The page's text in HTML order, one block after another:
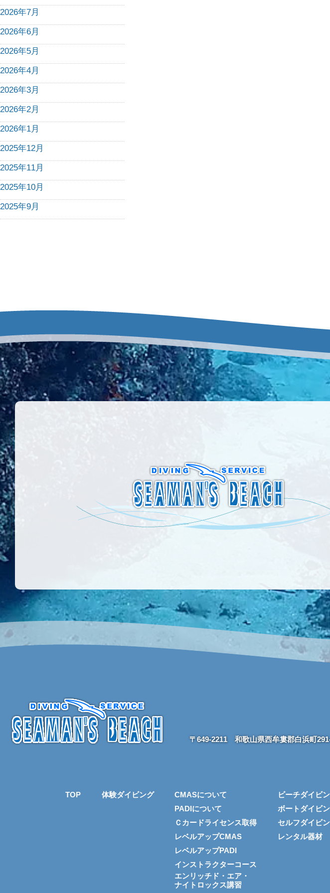
2026年7月
2026年6月
2026年5月
2026年4月
2026年3月
2026年2月
2026年1月
2025年12月
2025年11月
2025年10月
2025年9月
〒649-2211 和歌山県西牟婁郡白浜町
TOP 体験ダイビング
CMASについて
PADIについて
Ｃカードライセンス取得
レベルアップCMAS
レベルアップPADI
インストラクターコース
エンリッチド・エア・
ナイトロックス講習
ビーチダイビ
ボートダイビ
セルフダイビ
レンタル器材